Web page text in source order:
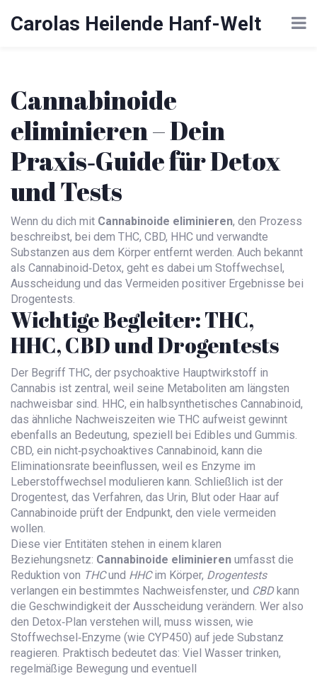
Carolas Heilende Hanf-Welt
Cannabinoide
eliminieren – Dein
Praxis‑Guide für Detox
und Tests
Wenn du dich mit Cannabinoide eliminieren, den Prozess
beschreibst, bei dem THC, CBD, HHC und verwandte
Substanzen aus dem Körper entfernt werden. Auch bekannt
als Cannabinoid‑Detox, geht es dabei um Stoffwechsel,
Ausscheidung und das Vermeiden positiver Ergebnisse bei
Drogentests.
Wichtige Begleiter: THC,
HHC, CBD und Drogentests
Der Begriff THC, der psychoaktive Hauptwirkstoff in
Cannabis ist zentral, weil seine Metaboliten am längsten
nachweisbar sind. HHC, ein halbsynthetisches Cannabinoid,
das ähnliche Nachweiszeiten wie THC aufweist gewinnt
ebenfalls an Bedeutung, speziell bei Edibles und Gummis.
CBD, ein nicht‑psychoaktives Cannabinoid, kann die
Eliminationsrate beeinflussen, weil es Enzyme im
Leberstoffwechsel modulieren kann. Schließlich ist der
Drogentest, das Verfahren, das Urin, Blut oder Haar auf
Cannabinoide prüft der Endpunkt, den viele vermeiden
wollen.
Diese vier Entitäten stehen in einem klaren
Beziehungsnetz: Cannabinoide eliminieren umfasst die
Reduktion von THCund HHCim Körper, Drogentests
verlangen ein bestimmtes Nachweisfenster, und CBDkann
die Geschwindigkeit der Ausscheidung verändern. Wer also
den Detox‑Plan verstehen will, muss wissen, wie
Stoffwechsel‑Enzyme (wie CYP450) auf jede Substanz
reagieren. Praktisch bedeutet das: Viel Wasser trinken,
regelmäßige Bewegung und eventuell